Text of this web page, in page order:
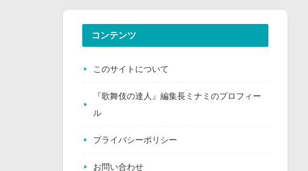
コンテンツ
このサイトについて
『歌舞伎の達人』編集長ミナミのプロフィー
ル
プライバシーポリシー
お問い合わせ